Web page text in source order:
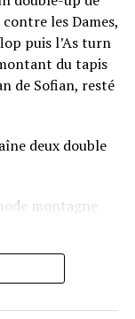
les Dames,
puis l’As turn
du tapis
de Sofian, resté
deux double
montagne
ne se décident pas !